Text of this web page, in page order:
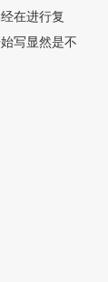
在进行复
写显然是不